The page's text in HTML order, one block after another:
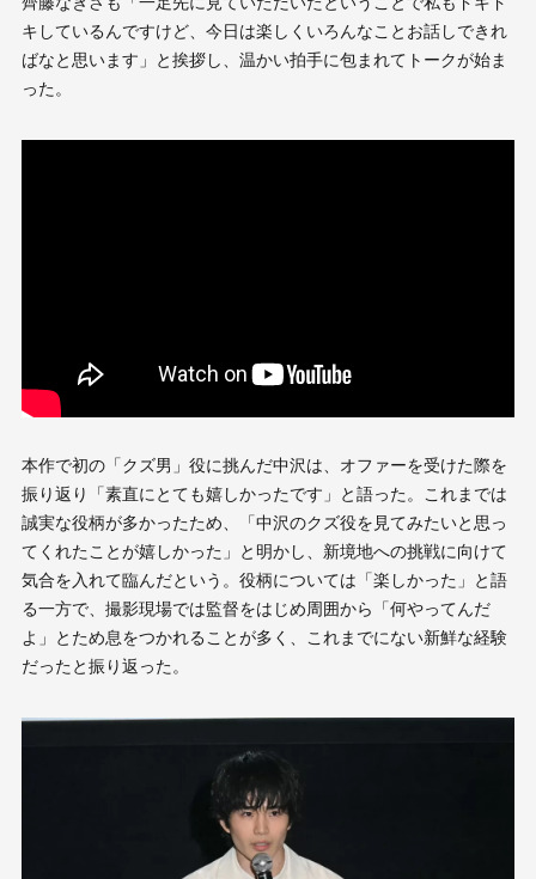
キしているんですけど、今日は楽しくいろんなことお話しできれ
ばなと思います」と挨拶し、温かい拍手に包まれてトークが始ま
った。
本作で初の「クズ男」役に挑んだ中沢は、オファーを受けた際を
振り返り「素直にとても嬉しかったです」と語った。これまでは
誠実な役柄が多かったため、「中沢のクズ役を見てみたいと思っ
てくれたことが嬉しかった」と明かし、新境地への挑戦に向けて
気合を入れて臨んだという。役柄については「楽しかった」と語
る一方で、撮影現場では監督をはじめ周囲から「何やってんだ
よ」とため息をつかれることが多く、これまでにない新鮮な経験
だったと振り返った。